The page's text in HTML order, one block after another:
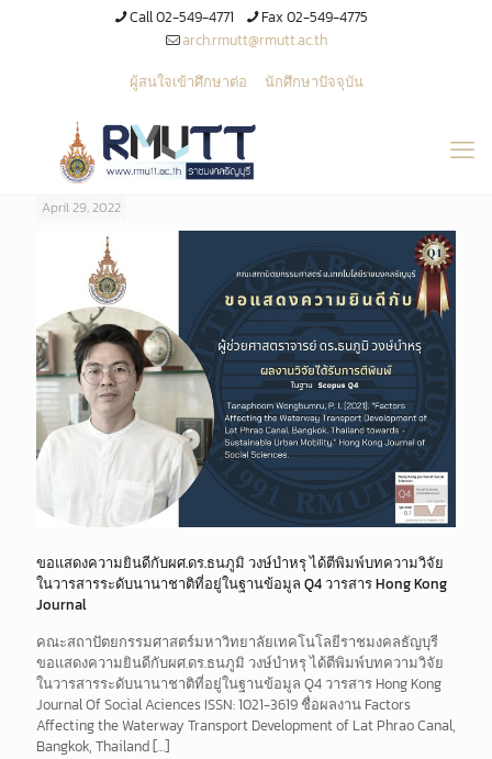
Call 02-549-4771
Fax 02-549-4775
arch.rmutt@rmutt.ac.th
ผู้สนใจเข้าศึกษาต่อ
นักศึกษาปัจจุบัน
April 29, 2022
ขอแสดงความยินดีกับผศ.ดร.ธนภูมิ วงษ์บำหรุ ได้ตีพิมพ์บทความวิจัย
ในวารสารระดับนานาชาติที่อยู่ในฐานข้อมูล Q4 วารสาร Hong Kong
Journal
คณะสถาปัตยกรรมศาสตร์มหาวิทยาลัยเทคโนโลยีราชมงคลธัญบุรี
ขอแสดงความยินดีกับผศ.ดร.ธนภูมิ วงษ์บำหรุ ได้ตีพิมพ์บทความวิจัย
ในวารสารระดับนานาชาติที่อยู่ในฐานข้อมูล Q4 วารสาร Hong Kong
Journal Of Social Aciences ISSN: 1021-3619 ชื่อผลงาน Factors
Affecting the Waterway Transport Development of Lat Phrao Canal,
Bangkok, Thailand[…]